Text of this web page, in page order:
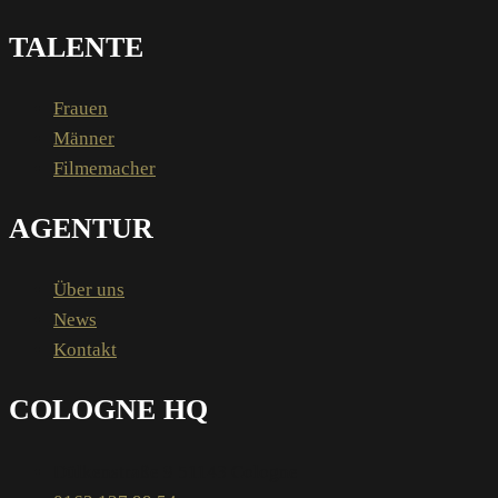
TALENTE
Frauen
Männer
Filmemacher
AGENTUR
Über uns
News
Kontakt
COLOGNE HQ